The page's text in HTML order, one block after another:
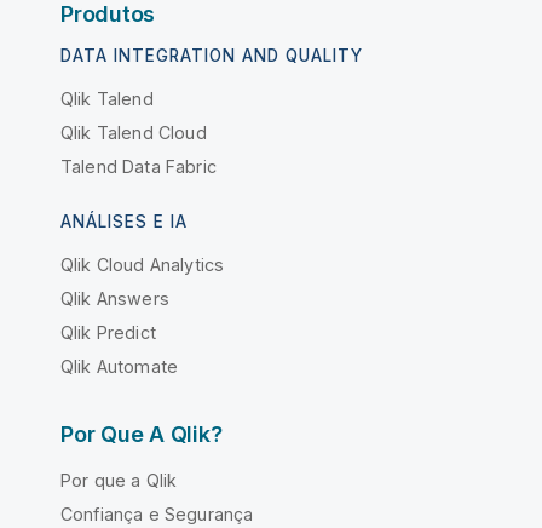
Produtos
DATA INTEGRATION AND QUALITY
Qlik Talend
Qlik Talend Cloud
Talend Data Fabric
ANÁLISES E IA
Qlik Cloud Analytics
Qlik Answers
Qlik Predict
Qlik Automate
Por Que A Qlik?
Por que a Qlik
Confiança e Segurança